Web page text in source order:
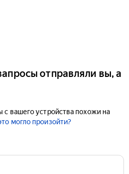
отправляли вы, а
с вашего устройства похожи на
могло произойти?